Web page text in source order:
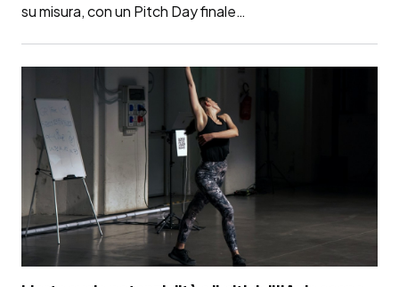
su misura, con un Pitch Day finale…